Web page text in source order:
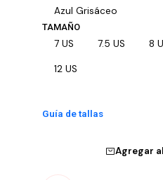
Azul Grisáceo
TAMAÑO
7 US 7.5 US 8
12 US
Guía de tallas
Agregar